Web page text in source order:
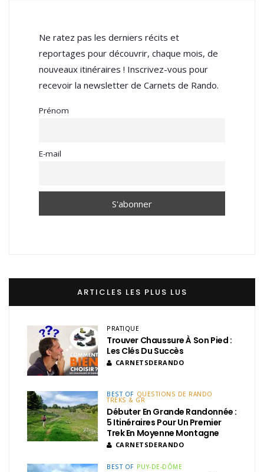
Ne ratez pas les derniers récits et
reportages pour découvrir, chaque mois, de
nouveaux itinéraires ! Inscrivez-vous pour
recevoir la newsletter de Carnets de Rando.
Prénom
E-mail
ARTICLES LES PLUS LUS
PRATIQUE
Trouver Chaussure À Son Pied :
Les Clés Du Succès
CARNETSDERANDO
BEST OF QUESTIONS DE RANDO
TREKS & GR
Débuter En Grande Randonnée :
5 Itinéraires Pour Un Premier
Trek En Moyenne Montagne
CARNETSDERANDO
BEST OF PUY-DE-DÔME